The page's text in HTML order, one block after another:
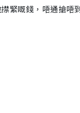
緊嘅錢，唔通搶唔